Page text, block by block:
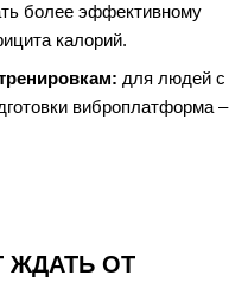
более эффективному
калорий.
для людей с
виброплатформа –
ЖДАТЬ ОТ